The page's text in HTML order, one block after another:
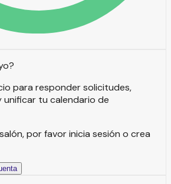
para responder solicitudes,
unificar tu calendario de
por favor inicia sesión o crea